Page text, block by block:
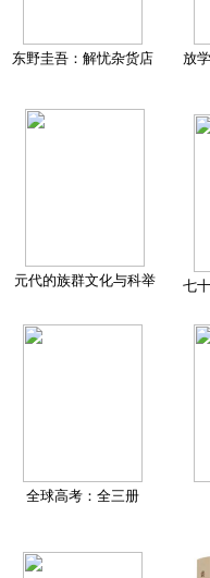
东野圭吾：解忧杂货店 放
元代的族群文化与科举 七
全球高考：全三册